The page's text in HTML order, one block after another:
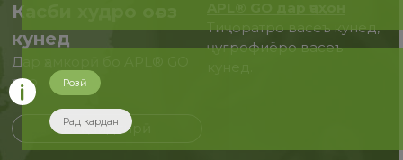
Касби худро оғоз
кунед
Дар ҳамкорӣ бо APL® GO
ҳоло
Бақайдгирӣ
Тиҷоратро васеъ кунед,
ҷуғрофиёро васеъ
Розӣ
Рад кардан